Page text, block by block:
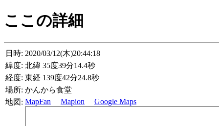
ここの詳細
日時: 2020/03/12(木)20:44:18
緯度: 北緯 35度39分14.4秒
経度: 東経 139度42分24.8秒
場所: かんから食堂
地図: MapFan Mapion Google Maps